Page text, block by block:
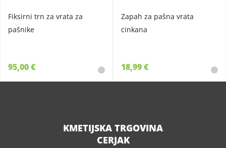
Fiksirni trn za vrata za
pašnike
95,00 €
Zapah za pašna vrata
cinkana
18,99 €
KMETIJSKA TRGOVINA
CERJAK